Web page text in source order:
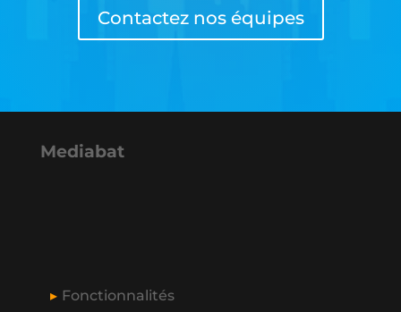
Contactez nos équipes
Mediabat
Fonctionnalités